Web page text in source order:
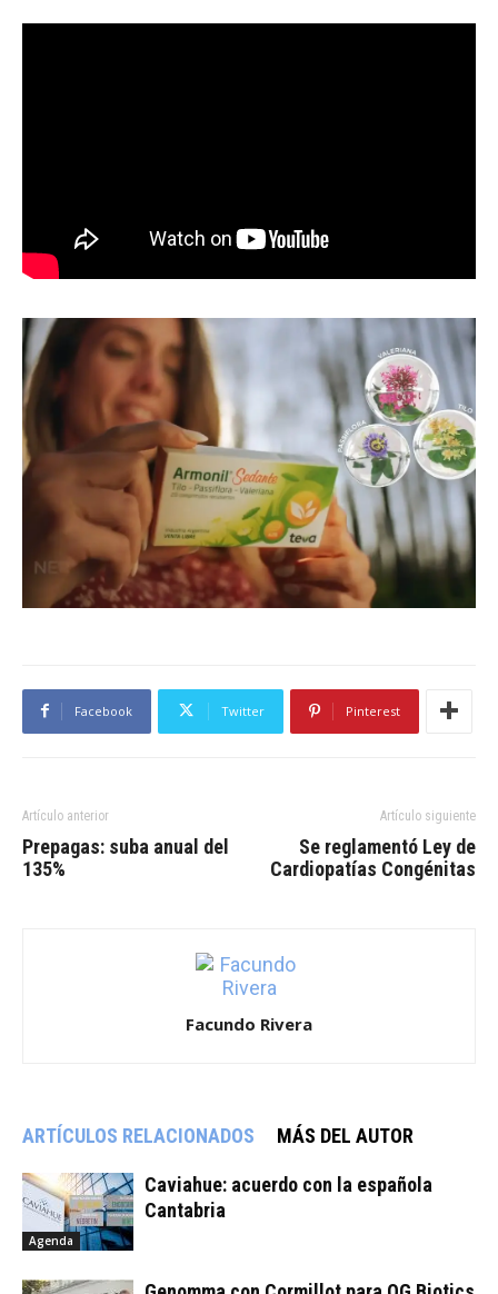
Facebook Twitter Pinterest
Artículo anterior
Prepagas: suba anual del
135%
Artículo siguiente
Se reglamentó Ley de
Cardiopatías Congénitas
Facundo Rivera
ARTÍCULOS RELACIONADOS MÁS DEL AUTOR
Agenda
Caviahue: acuerdo con la española
Cantabria